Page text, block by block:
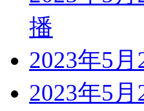
播
2023年5
2023年5